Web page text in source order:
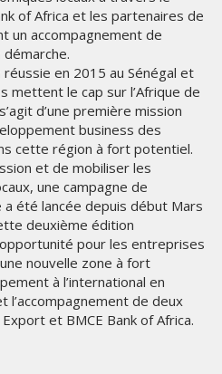
of Africa et les partenaires de
un accompagnement de
en 2015 au Sénégal et
mettent le cap sur l’Afrique de
d’une première mission
business des
cette région à fort potentiel.
et de mobiliser les
une campagne de
a été lancée depuis début Mars
deuxième édition
pour les entreprises
nouvelle zone à fort
à l’international en
l’accompagnement de deux
et BMCE Bank of Africa.